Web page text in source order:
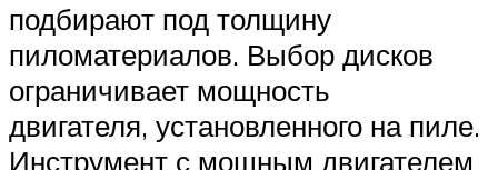
подбирают под толщину
пиломатериалов. Выбор дисков
ограничивает мощность
двигателя, установленного на пиле.
Инструмент с мощным двигателем